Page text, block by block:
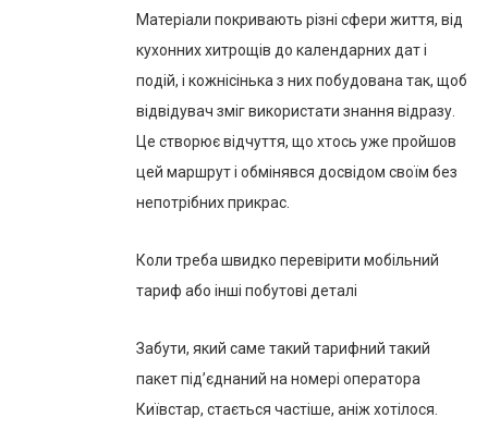
Матеріали покривають різні сфери життя, від
кухонних хитрощів до календарних дат і
подій, і кожнісінька з них побудована так, щоб
відвідувач зміг використати знання відразу.
Це створює відчуття, що хтось уже пройшов
цей маршрут і обмінявся досвідом своїм без
непотрібних прикрас.
Коли треба швидко перевірити мобільний
тариф або інші побутові деталі
Забути, який саме такий тарифний такий
пакет під’єднаний на номері оператора
Київстар, стається частіше, аніж хотілося.